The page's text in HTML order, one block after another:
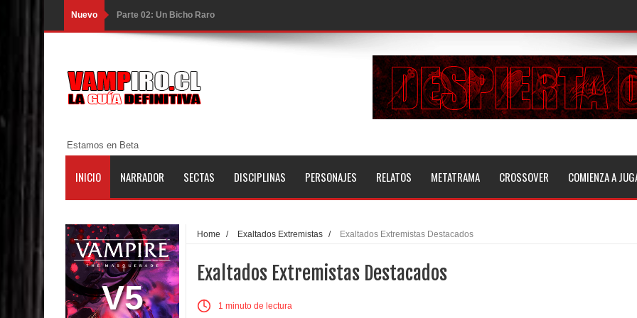
Nuevo Parte 02: Un Bicho Raro
Parte 01: Una Misión de Locos
Parte 03: Forastero en Tierra Muerta
Parte 10: El Secreto
Parte 06: El Trato con los Muertos
Parte 05: Sitiados
Parte 04: Se Descubre el Pastel
Parte 03: Una Piraña en el Bidé
Estamos en Beta
INICIO NARRADOR SECTAS DISCIPLINAS PERSONAJES RELATOS METATRAMA CROSSOVER COMIENZA A
V5
Home / Exaltados Extremistas / Exaltados Extremistas Destacados
Exaltados Extremistas Destacados
1 minuto de lectura